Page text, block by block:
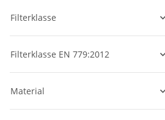
Filterklasse
Filterklasse EN 779:2012
Material